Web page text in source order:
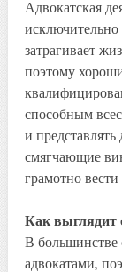
Адвокатская
затрагивает
поэтому
способным
и
смягчающие
грамотно вести
Как выглядит
В
адвокатами,